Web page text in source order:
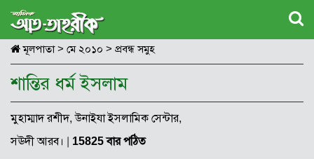
মূলপাতা> মে ২০১০ > প্রবন্ধ সমুহ
শান্তির ধর্ম ইসলাম
মুহাম্মাদ রশীদ, উনাইযা ইসলামিক সেন্টার,
সঊদী আরব। | 15825 বার পঠিত